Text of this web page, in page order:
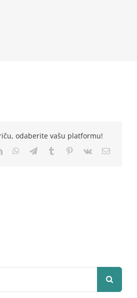
odaberite vašu platformu!
LinkedInWhatsApp
TelegramTumblr Pinterest
Vk Email